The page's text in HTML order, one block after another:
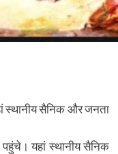
स्थानीय सैनिक और जनता
यहां स्थानीय सैनिक